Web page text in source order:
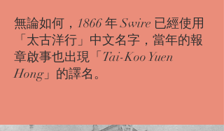
無論如何，1866 年 Swire 已經使用
「太古洋行」中文名字，當年的報
章啟事也出現「Tai-Koo Yuen
Hong」的譯名。